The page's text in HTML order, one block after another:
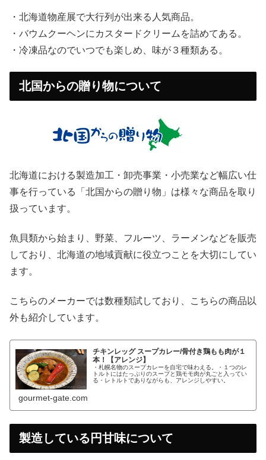
・北海道物産展で大行列が出来る人気商品。
・バウムクーヘンにカスタードクリームを詰めてある。
・冷凍品なのでいつでも楽しめ、味が３種類ある。
北国からの贈り物について
北海道における製造加工・卸売事業・小売業など幅広い仕
事を行っている「北国からの贈り物」は様々な商品を取り
扱っています。
魚貝類から始まり、野菜、フルーツ、ラーメンなどを販売
しており、北海道の地域貢献に役立つことを大切にしてい
ます。
こちらのメーカーでは数種類試しており、こちらの商品以
外も紹介しています。
チキンレッグ スープカレー/骨付き鶏もも肉が１
本！【アレンジ】
・札幌名物のスープカレーを自宅で味わえる。・１つのレ
トルトにはたっぷりのスープと鶏モモ肉が丸ごと入ってい
る・レトルトでありながらも、アレンジしやすい。
gourmet-gate.com
製造している円甘味について